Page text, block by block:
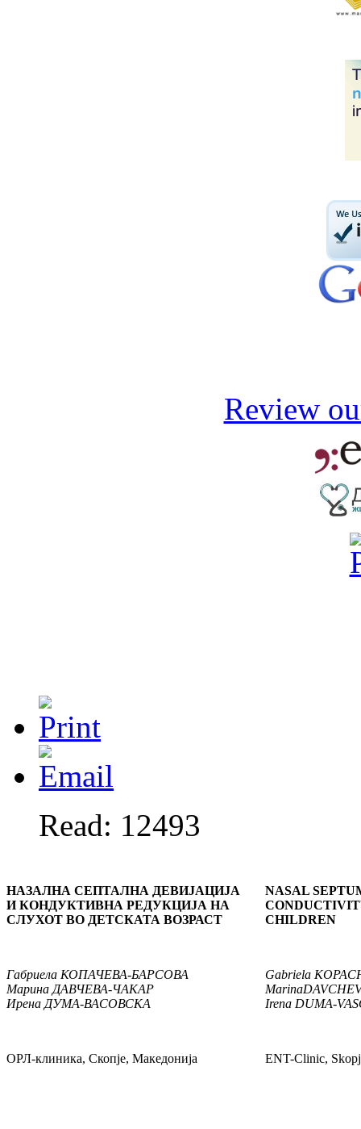
Review
Read: 12493
НАЗАЛНА СЕПТАЛНА ДЕВИЈАЦИЈА
И КОНДУКТИВНА РЕДУКЦИЈА НА
СЛУХОТ ВО ДЕТСКАТА ВОЗРАСТ
Габриела КОПАЧЕВА-БАРСОВА
Марина ДАВЧЕВА-ЧАКАР
Ирена ДУМА-ВАСОВСКА
ОРЛ-клиника, Скопје, Македонија
NASAL
CHILDREN
Gabriela
Marina
Irena DUMA-
ENT-Clinic,